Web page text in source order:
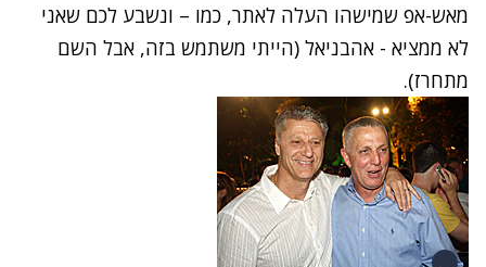
מאש-אפ שמישהו העלה לאתר, כמו – ונשבע לכם שאני
לא ממציא - אהבניאל (הייתי משתמש בזה, אבל השם
מתחרז).